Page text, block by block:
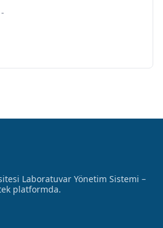
-
Laboratuvar Yönetim Sistemi –
platformda.